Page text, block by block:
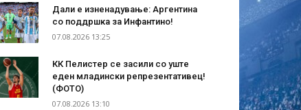
Дали е изненадување: Аргентина
со поддршка за Инфантино!
07.08.2026 13:25
КК Пелистер се засили со уште
еден младински репрезентативец!
(ФОТО)
07.08.2026 13:10